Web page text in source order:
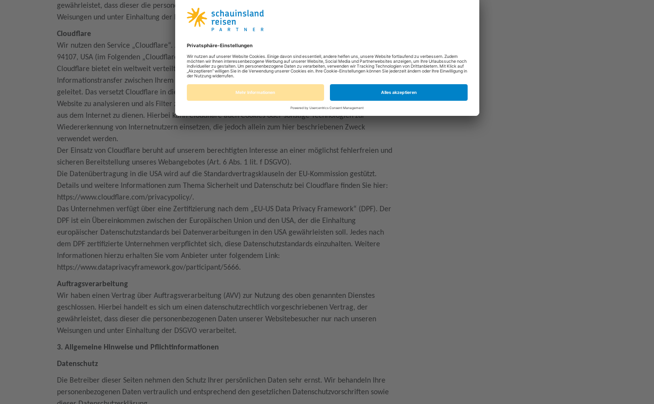
gewährleistet, dass dieser die personenbezogenen Daten unserer Websitebesucher nur nach unseren
Weisungen und unter Einhaltung der DSGVO verarbeitet
Cloudflare
Wir nutzen den Service „Cloudflare“. Anbieter ist die Cloudflare Inc., 101 Townsend St., San Francisco, CA
94107, USA (im Folgenden „Cloudflare”).
Cloudflare bietet ein weltweit verteiltes Content Delivery Network mit DNS an. Dabei wird technisch der
Informationstransfer zwischen Ihrem Browser und unserer Website über das Netzwerk von Cloudflare
geleitet. Das versetzt Cloudflare in die Lage, den Datenverkehr zwischen Ihrem Browser und unserer
Website zu analysieren und als Filter zwischen unseren Servern und potenziell bösartigem Datenverkehr
aus dem Internet zu dienen. Hierbei kann Cloudflare auch Cookies oder sonstige Technologien zur
Wiedererkennung von Internetnutzern einsetzen, die jedoch allein zum hier beschriebenen Zweck
verwendet werden.
Der Einsatz von Cloudflare beruht auf unserem berechtigten Interesse an einer möglichst fehlerfreien und
sicheren Bereitstellung unseres Webangebotes (Art. 6 Abs. 1 lit. f DSGVO).
Die Datenübertragung in die USA wird auf die Standardvertragsklauseln der EU-Kommission gestützt.
Details und weitere Informationen zum Thema Sicherheit und Datenschutz bei Cloudflare finden Sie hier:
https://www.cloudflare.com/privacypolicy/.
Das Unternehmen verfügt über eine Zertifizierung nach dem „EU-US Data Privacy Framework“ (DPF). Der
DPF ist ein Übereinkommen zwischen der Europäischen Union und den USA, der die Einhaltung
europäischer Datenschutzstandards bei Datenverarbeitungen in den USA gewährleisten soll. Jedes nach
dem DPF zertifizierte Unternehmen verpflichtet sich, diese Datenschutzstandards einzuhalten. Weitere
Informationen hierzu erhalten Sie vom Anbieter unter folgendem Link:
https://www.dataprivacyframework.gov/participant/5666.
Auftragsverarbeitung
Wir haben einen Vertrag über Auftragsverarbeitung (AVV) zur Nutzung des oben genannten Dienstes
geschlossen. Hierbei handelt es sich um einen datenschutzrechtlich vorgeschriebenen Vertrag, der
gewährleistet, dass dieser die personenbezogenen Daten unserer Websitebesucher nur nach unseren
Weisungen und unter Einhaltung der DSGVO verarbeitet.
3. Allgemeine Hinweise und Pflichtinformationen
Datenschutz
Die Betreiber dieser Seiten nehmen den Schutz Ihrer persönlichen Daten sehr ernst. Wir behandeln Ihre
personenbezogenen Daten vertraulich und entsprechend den gesetzlichen Datenschutzvorschriften sowie